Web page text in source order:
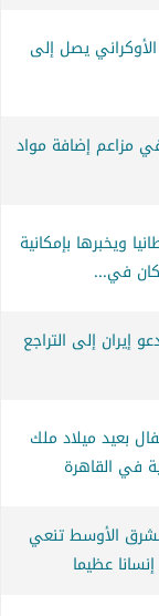
الأوكراني يصل إلى
مزاعم إضافة مواد
ويخبرها بإمكانية
في...
إيران إلى التراجع
بعيد ميلاد ملك
في القاهرة
الأوسط تنعي
عظيما